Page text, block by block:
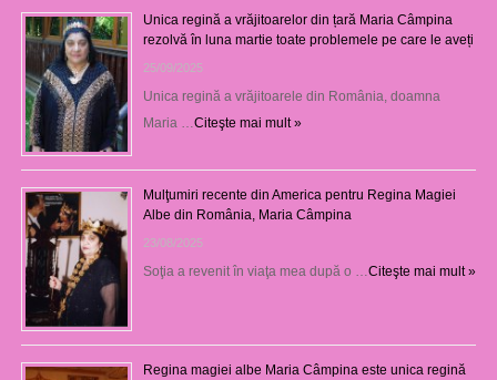
Unica regină a vrăjitoarelor din țară Maria Câmpina
rezolvă în luna martie toate problemele pe care le aveți
25/09/2025
Unica regină a vrăjitoarele din România, doamna
Maria … Citeşte mai mult »
Mulţumiri recente din America pentru Regina Magiei
Albe din România, Maria Câmpina
23/08/2025
Soţia a revenit în viaţa mea după o … Citeşte mai mult »
Regina magiei albe Maria Câmpina este unica regină